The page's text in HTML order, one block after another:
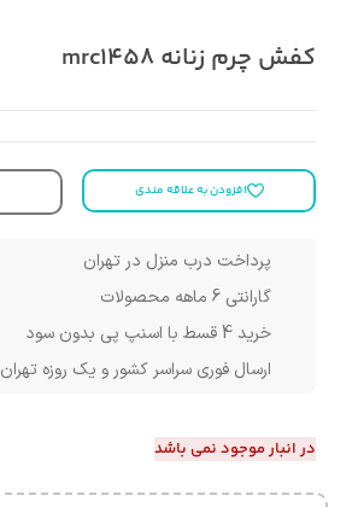
کفش چرم زنانه mrc1458
افزودن به علاقه مندی
پرداخت درب منزل در تهران
گارانتی 6 ماهه محصولات
خرید 4 قسط با اسنپ پی بدون سود
ارسال فوری سراسر کشور و یک روزه تهران
در انبار موجود نمی باشد